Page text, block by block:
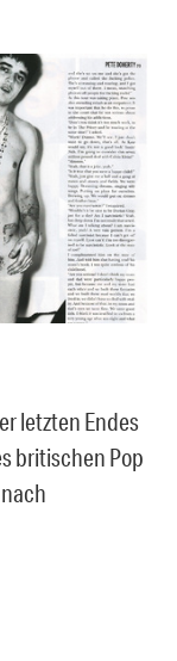
letzten Endes
britischen Pop